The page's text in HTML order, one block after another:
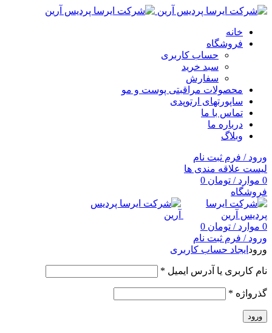
خانه
فروشگاه
حساب کاربری
سبد خرید
سفارش
محصولات مراقبتی پوست و مو
ساپورتهای ارتوپدی
تماس با ما
درباره ما
وبلاگ
ورود / فرم ثبت نام
لیست علاقه مندی ها
0 موارد / تومان
فروشگاه
0 موارد / تومان
ورود / فرم ثبت نام
ورود ایجاد حساب کاربری
نام کاربری یا آدرس ایمیل *
گذرواژه *
ورود